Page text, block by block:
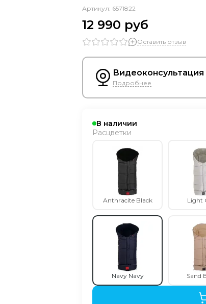
Артикул: 6571822
12 990 руб
Оставить отзыв
Видеоконсультация
Подробнее
В наличии
Расцветки
Anthracite Black Light
Navy Navy Sand